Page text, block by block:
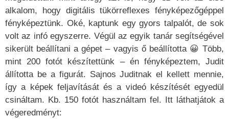
alkalom, hogy digitális tükörreflexes fényképezőgéppel
fényképeztünk. Oké, kaptunk egy gyors talpalót, de sok
volt az infó egyszerre. Végül az egyik tanár segítségével
sikerült beállítani a gépet – vagyis ő beállította 😀 Több,
mint 200 fotót készítettünk – én fényképeztem, Judit
állította be a figurát. Sajnos Juditnak el kellett mennie,
így a képek feljavítását és a videó készítését egyedül
csináltam. Kb. 150 fotót használtam fel. Itt láthatjátok a
végeredményt: